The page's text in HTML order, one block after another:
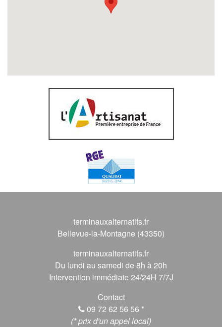
terminauxalternatifs.fr
Bellevue-la-Montagne (43350)
terminauxalternatifs.fr
Du lundi au samedi de 8h à 20h
Intervention immédiate 24/24H 7/7J
Contact
09 72 62 56 56 *
(* prix d'un appel local)